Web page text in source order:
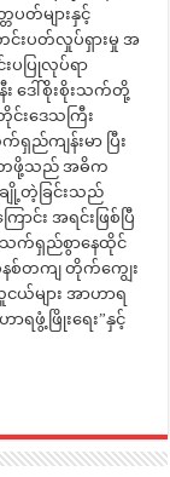
ပတ်များနှင့်
တင်းပတ်လှုပ်ရှားမှု အ
ပပြုလုပ်ရာ
း ဒေါ်စိုးစိုးသက်တို့
းဒေသကြီး
ည်ကျန်းမာ ပြီး
ျှတဖို့သည် အဓိက
ျို့တဲ့ခြင်းသည်
ာင်း အရင်းဖြစ်ပြီ
က်ရှည်စွာနေထိုင်
နစ်တကျ တိုက်ကျွေး
ငယ်များ အာဟာရ
ရဖွံ့ဖြိုးရေး”နှင့်